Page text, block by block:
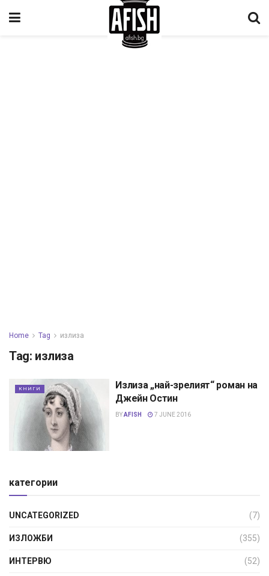
Home Tag излиза
Tag: излиза
КНИГИ
Излиза „най-зрелият“ роман на
Джейн Остин
BYAFISH 7 JUNE 2016
категории
UNCATEGORIZED (7)
ИЗЛОЖБИ (355)
ИНТЕРВЮ (52)